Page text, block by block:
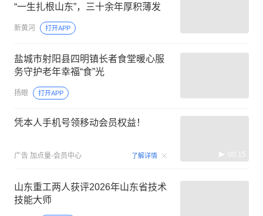
“一生扎根山东”，三十余年厚积薄发
新黄河 打开APP
盐城市射阳县四明镇长者食堂暖心服
务守护老年幸福“食”光
扬眼 打开APP
凭本人手机号领移动会员权益！
广告 加点量-会员中心 了解详情 00:15
山东重工两人获评2026年山东省技术
技能大师